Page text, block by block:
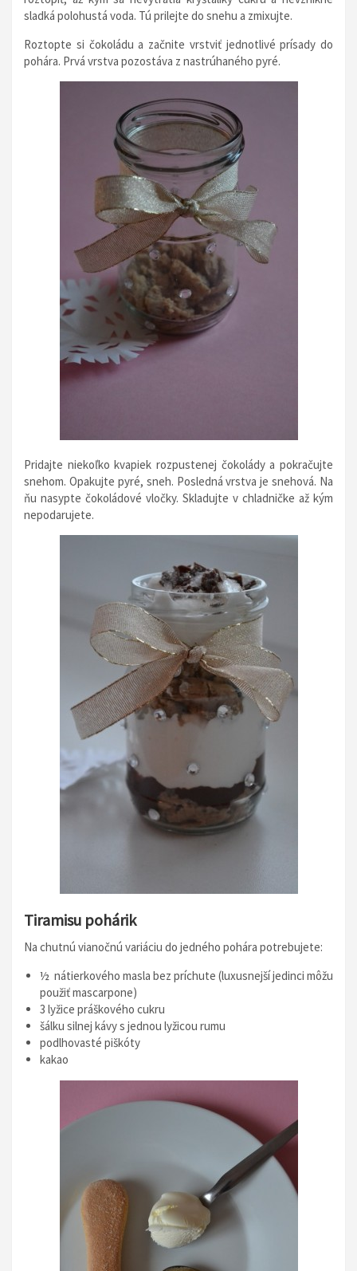
sladká polohustá voda. Tú prilejte do snehu a zmixujte.
Roztopte si čokoládu a začnite vrstviť jednotlivé prísady do
pohára. Prvá vrstva pozostáva z nastrúhaného pyré.
Pridajte niekoľko kvapiek rozpustenej čokolády a pokračujte
snehom. Opakujte pyré, sneh. Posledná vrstva je snehová. Na
ňu nasypte čokoládové vločky. Skladujte v chladničke až kým
nepodarujete.
Tiramisu pohárik
Na chutnú vianočnú variáciu do jedného pohára potrebujete:
½ nátierkového masla bez príchute (luxusnejší jedinci môžu
použiť mascarpone)
3 lyžice práškového cukru
šálku silnej kávy s jednou lyžicou rumu
podlhovasté piškóty
kakao